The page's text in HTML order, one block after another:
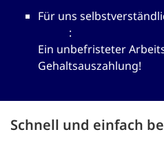
Für uns
:
Ein unbefristeter
Gehaltsauszahlung!
Schnell und einfach